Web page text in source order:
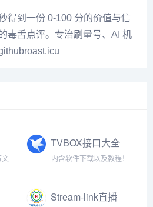
得到一份 0-100 分的价值与信
毒舌点评。专治刷量号、AI 机
文
TVBOX接口大全
内含软件下载以及教程！
Stream-link直播